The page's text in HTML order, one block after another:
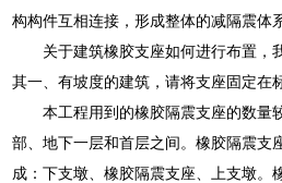
构构件互相连接，形成整体的减隔震体
关于建筑橡胶支座如何进行布置，
其一、有坡度的建筑，请将支座固定在
本工程用到的橡胶隔震支座的数量
部、地下一层和首层之间。橡胶隔震支
成：下支墩、橡胶隔震支座、上支墩。